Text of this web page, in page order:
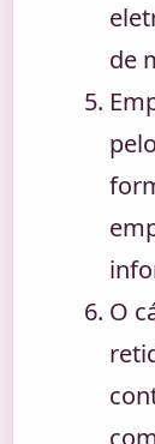
de
O